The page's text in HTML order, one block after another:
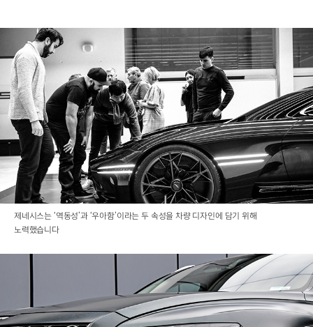
제네시스는 ‘역동성’과 ‘우아함’이라는 두 속성을 차량 디자인에 담기 위해
노력했습니다